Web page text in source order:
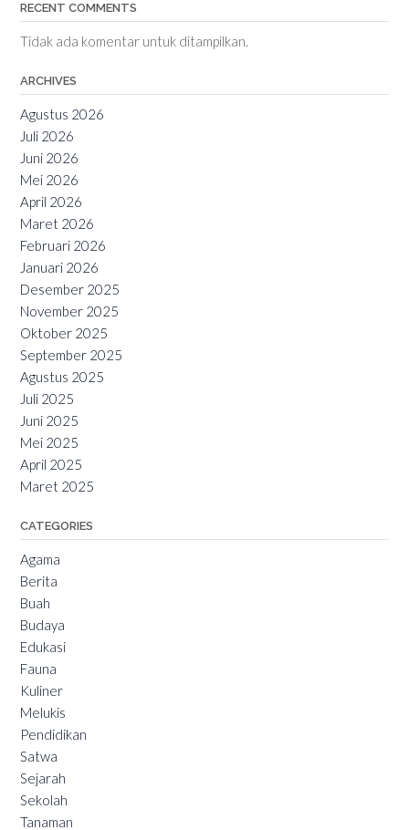
RECENT COMMENTS
Tidak ada komentar untuk ditampilkan.
ARCHIVES
Agustus 2026
Juli 2026
Juni 2026
Mei 2026
April 2026
Maret 2026
Februari 2026
Januari 2026
Desember 2025
November 2025
Oktober 2025
September 2025
Agustus 2025
Juli 2025
Juni 2025
Mei 2025
April 2025
Maret 2025
CATEGORIES
Agama
Berita
Buah
Budaya
Edukasi
Fauna
Kuliner
Melukis
Pendidikan
Satwa
Sejarah
Sekolah
Tanaman